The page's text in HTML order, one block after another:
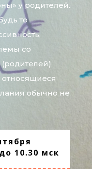
у родителей.
то
со
обычно не
10.30 мск